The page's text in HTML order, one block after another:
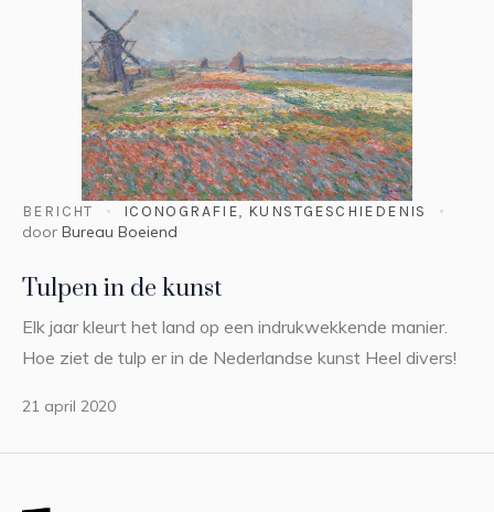
BERICHT ICONOGRAFIE, KUNSTGESCHIEDENIS
door Bureau Boeiend
Tulpen in de kunst
Elk jaar kleurt het land op een indrukwekkende manier.
Hoe ziet de tulp er in de Nederlandse kunst Heel divers!
21 april 2020